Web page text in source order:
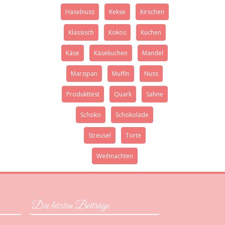
Haselnuss Kekse Kirschen
Klassisch Kokos Kuchen
Käse Käsekuchen Mandel
Marzipan Muffin Nuss
Produkttest Quark Sahne
Schoko Schokolade
Streusel Torte
Weihnachten
Die letzten Beiträge